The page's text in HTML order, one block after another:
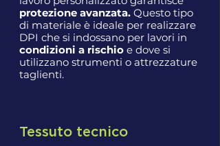
protezione avanzata. Questo tipo
di materiale è ideale per realizzare
DPI che si indossano per lavori in
condizioni a rischio e dove si
utilizzano strumenti o attrezzature
taglienti.
Tessuto tecnico